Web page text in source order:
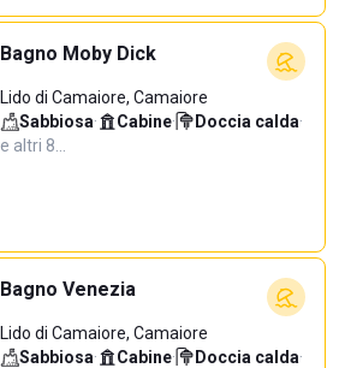
Bagno Moby Dick
Lido di Camaiore, Camaiore
Sabbiosa· Cabine· Doccia calda·
e altri 8…
Bagno Venezia
Lido di Camaiore, Camaiore
Sabbiosa· Cabine· Doccia calda·